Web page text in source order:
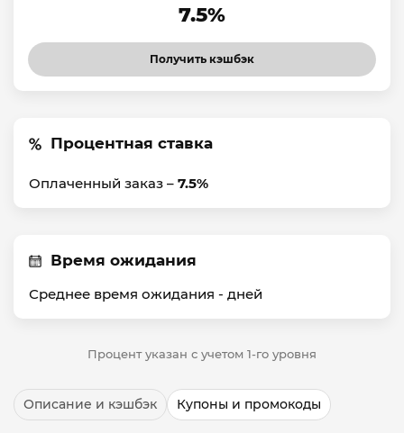
7.5%
Получить кэшбэк
Процентная ставка
Оплаченный заказ – 7.5%
Время ожидания
Среднее время ожидания - дней
Процент указан с учетом 1-го уровня
Описание и кэшбэк Купоны и промокоды